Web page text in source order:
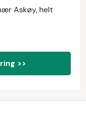
Askøy, helt
>>